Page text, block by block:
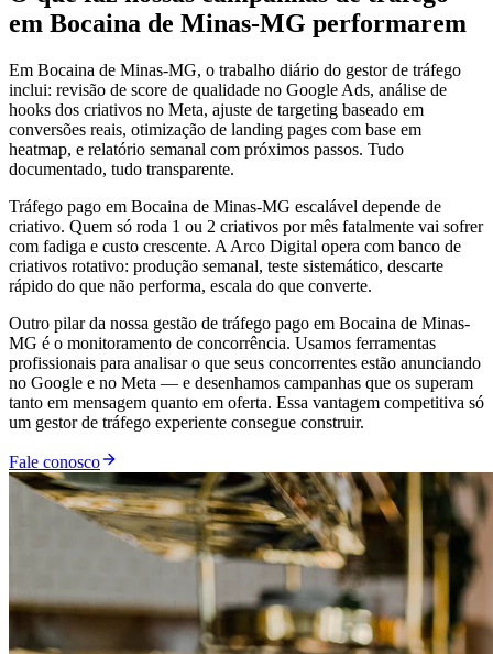
em Bocaina de Minas-MG performarem
Em Bocaina de Minas-MG, o trabalho diário do gestor de tráfego
inclui: revisão de score de qualidade no Google Ads, análise de
hooks dos criativos no Meta, ajuste de targeting baseado em
conversões reais, otimização de landing pages com base em
heatmap, e relatório semanal com próximos passos. Tudo
documentado, tudo transparente.
Tráfego pago em Bocaina de Minas-MG escalável depende de
criativo. Quem só roda 1 ou 2 criativos por mês fatalmente vai sofrer
com fadiga e custo crescente. A Arco Digital opera com banco de
criativos rotativo: produção semanal, teste sistemático, descarte
rápido do que não performa, escala do que converte.
Outro pilar da nossa gestão de tráfego pago em Bocaina de Minas-
MG é o monitoramento de concorrência. Usamos ferramentas
profissionais para analisar o que seus concorrentes estão anunciando
no Google e no Meta — e desenhamos campanhas que os superam
tanto em mensagem quanto em oferta. Essa vantagem competitiva só
um gestor de tráfego experiente consegue construir.
Fale conosco